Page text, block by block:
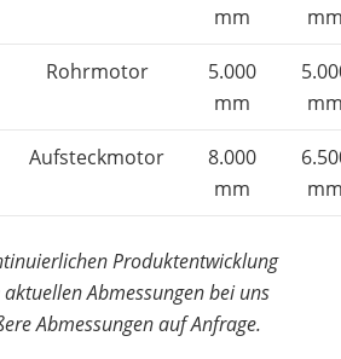
mm
Rohrmotor
5.000
mm
Aufsteckmotor
8.000
mm
Produktentwicklung
Abmessungen bei uns
Abmessungen auf Anfrage.